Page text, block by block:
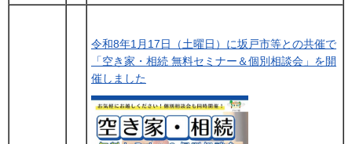
令和8年1月17日（土曜日）に坂戸市等との共催で
「空き家・相続 無料セミナー＆個別相談会」を開
催しました